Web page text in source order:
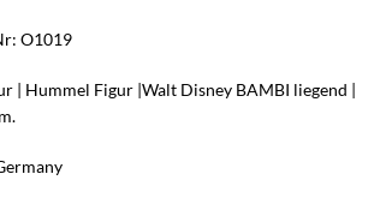
O1019
| Hummel Figur |Walt Disney BAMBI liegend |